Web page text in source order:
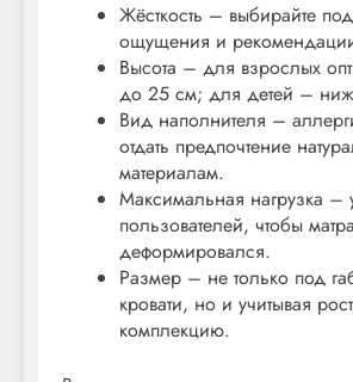
Жёсткость – выбирайте
ощущения и
Высота – для взрослых
до 25 см; для детей –
Вид наполнителя –
отдать предпочтение
материалам.
Максимальная нагрузка –
пользователей, чтобы
деформировался.
Размер – не только под
кровати, но и учитывая
комплекцию.